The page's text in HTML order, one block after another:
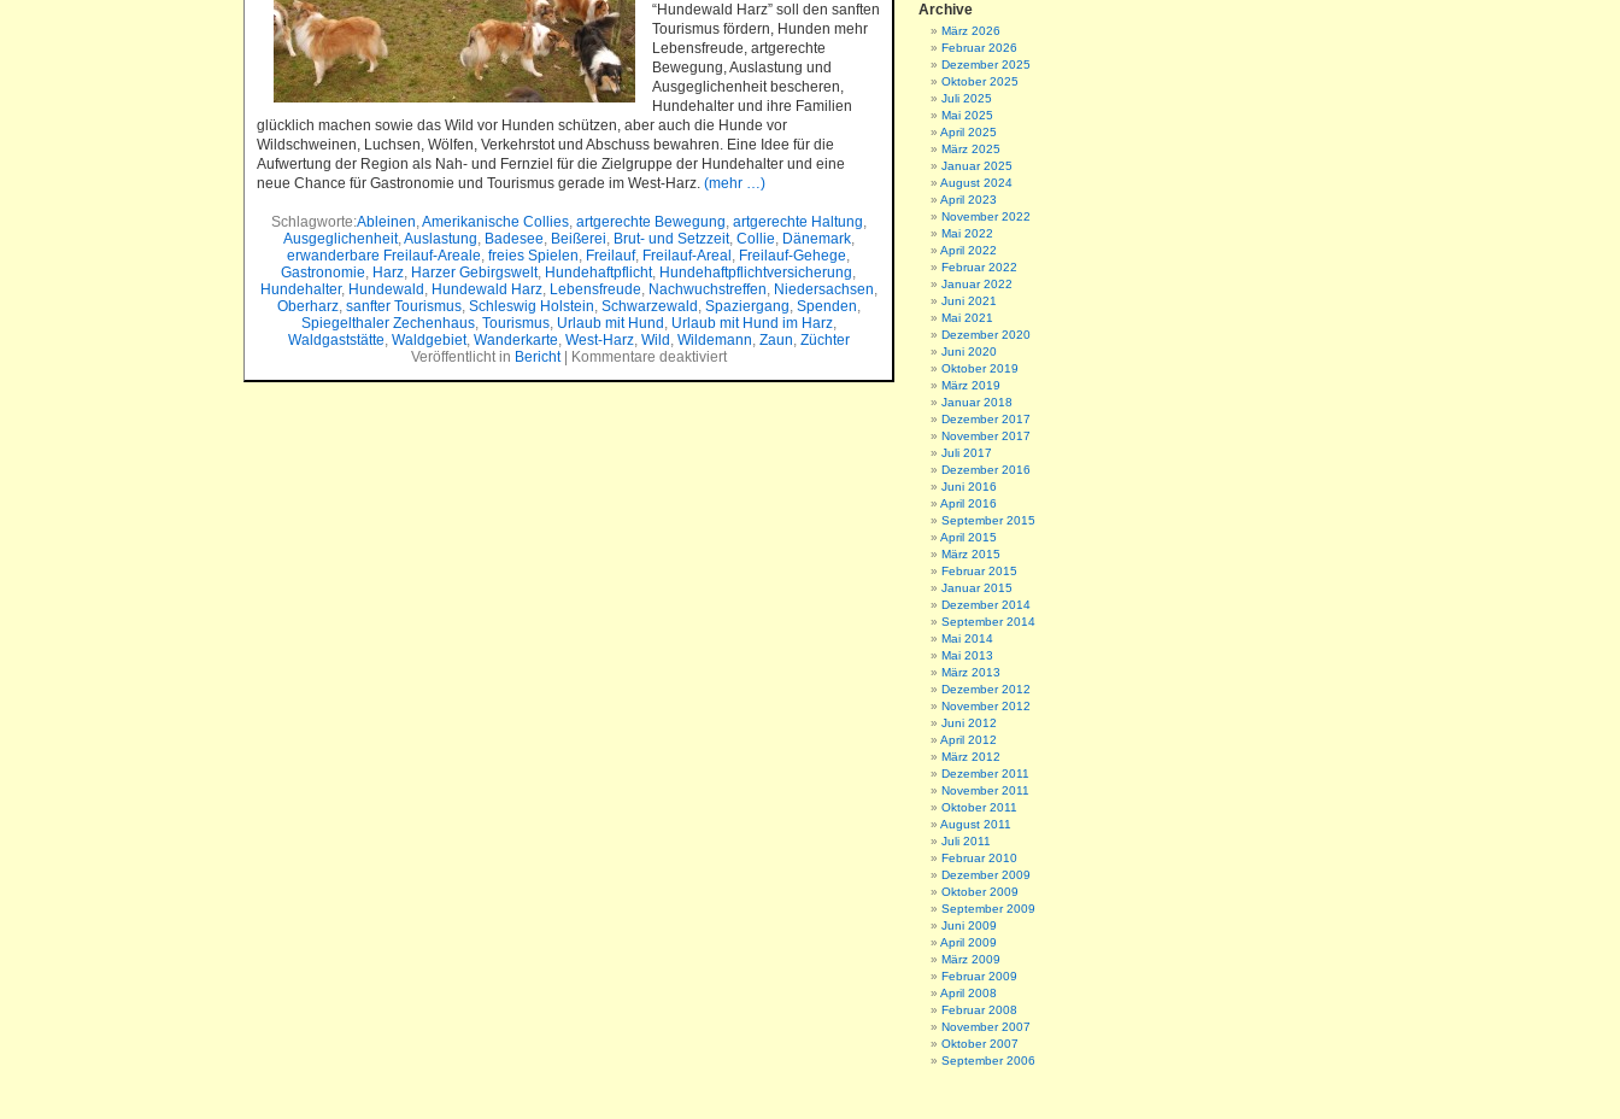
“Hundewald Harz” soll den sanften
Tourismus fördern, Hunden mehr
Lebensfreude, artgerechte
Bewegung, Auslastung und
Ausgeglichenheit bescheren,
Hundehalter und ihre Familien
glücklich machen sowie das Wild vor Hunden schützen, aber auch die Hunde vor
Wildschweinen, Luchsen, Wölfen, Verkehrstot und Abschuss bewahren. Eine Idee für die
Aufwertung der Region als Nah- und Fernziel für die Zielgruppe der Hundehalter und eine
neue Chance für Gastronomie und Tourismus gerade im West-Harz. (mehr …)
Schlagworte:Ableinen,Amerikanische Collies, artgerechte Bewegung, artgerechte Haltung,
Ausgeglichenheit,Auslastung, Badesee, Beißerei, Brut- und Setzzeit, Collie, Dänemark,
erwanderbare Freilauf-Areale, freies Spielen, Freilauf, Freilauf-Areal , Freilauf-Gehege,
Gastronomie, Harz, Harzer Gebirgswelt, Hundehaftpflicht, Hundehaftpflichtversicherung,
Hundehalter, Hundewald , Hundewald Harz, Lebensfreude, Nachwuchstreffen, Niedersachsen,
Oberharz, sanfter Tourismus, Schleswig Holstein, Schwarzewald , Spaziergang, Spenden,
Spiegelthaler Zechenhaus, Tourismus, Urlaub mit Hund , Urlaub mit Hund im Harz,
Waldgaststätte, Waldgebiet, Wanderkarte, West-Harz, Wild , Wildemann, Zaun, Züchter
Veröffentlicht in Bericht| Kommentare deaktiviert
Archive
März 2026
Februar 2026
Dezember 2025
Oktober 2025
Juli 2025
Mai 2025
April 2025
März 2025
Januar 2025
August 2024
April 2023
November 2022
Mai 2022
April 2022
Februar 2022
Januar 2022
Juni 2021
Mai 2021
Dezember 2020
Juni 2020
Oktober 2019
März 2019
Januar 2018
Dezember 2017
November 2017
Juli 2017
Dezember 2016
Juni 2016
April 2016
September 2015
April 2015
März 2015
Februar 2015
Januar 2015
Dezember 2014
September 2014
Mai 2014
Mai 2013
März 2013
Dezember 2012
November 2012
Juni 2012
April 2012
März 2012
Dezember 2011
November 2011
Oktober 2011
August 2011
Juli 2011
Februar 2010
Dezember 2009
Oktober 2009
September 2009
Juni 2009
April 2009
März 2009
Februar 2009
April 2008
Februar 2008
November 2007
Oktober 2007
September 2006